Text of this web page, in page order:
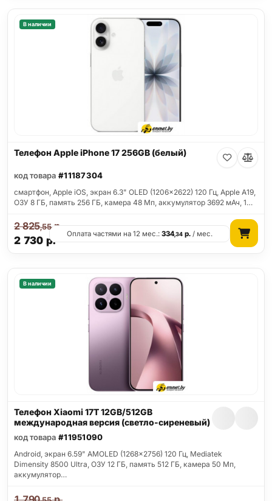
В наличии
Телефон Apple iPhone 17 256GB (белый)
код товара #11187304
смартфон, Apple iOS, экран 6.3" OLED (1206x2622) 120 Гц, Apple A19,
ОЗУ 8 ГБ, память 256 ГБ, камера 48 Мп, аккумулятор 3692 мАч, 1…
2 730 р.
2 825,55р.
Оплата частями на 12 мес.:334,34 р. / мес.
В наличии
Телефон Xiaomi 17T 12GB/512GB
международная версия (светло-сиреневый)
код товара #11951090
Android, экран 6.59" AMOLED (1268x2756) 120 Гц, Mediatek
Dimensity 8500 Ultra, ОЗУ 12 ГБ, память 512 ГБ, камера 50 Мп,
аккумулятор…